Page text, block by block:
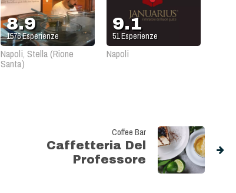
9.1
51Esperienze
Napoli
8.9
1576Esperienze
Napoli, Stella (Rione
Santa)
Coffee Bar
Caffetteria Del
Professore